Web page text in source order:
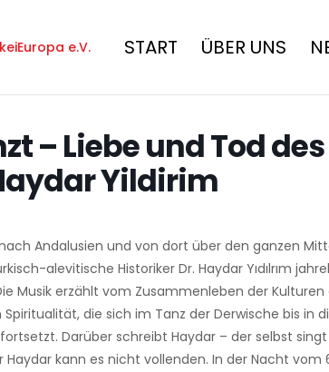
START ÜBER UNS
– Liebe und Tod
Yildirim
Andalusien und von dort über den ganzen
alevitische Historiker Dr. Haydar Yıdılrım
Musik erzählt vom Zusammenleben der
die sich im Tanz der Derwische bis in
Darüber schreibt Haydar – der selbst
Haydar kann es nicht vollenden. In der Nacht vom